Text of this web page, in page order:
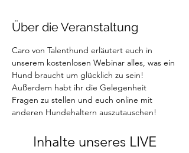
Über die Veranstaltung
Caro von Talenthund erläutert euch in
unserem kostenlosen Webinar alles, was ein
Hund braucht um glücklich zu sein!
Außerdem habt ihr die Gelegenheit
Fragen zu stellen und euch online mit
anderen Hundehaltern auszutauschen!